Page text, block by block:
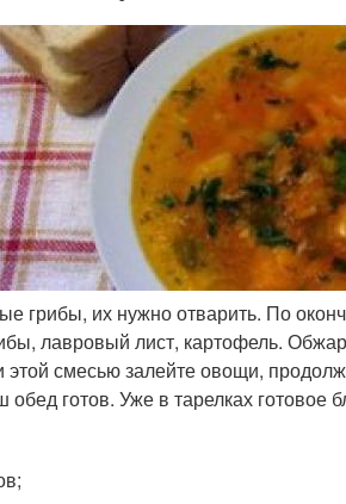
грибы, их нужно отварить. По
лавровый лист, картофель.
этой смесью залейте овощи,
обед готов. Уже в тарелках готовое